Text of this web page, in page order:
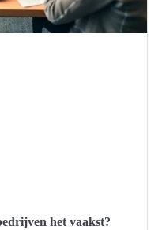
het vaakst?